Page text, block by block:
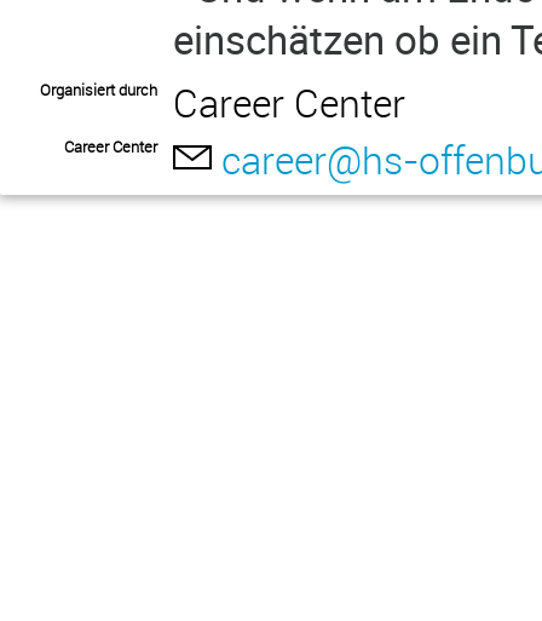
einschätzen ob ein
Organisiert durch Career Center
Career Center career@hs-